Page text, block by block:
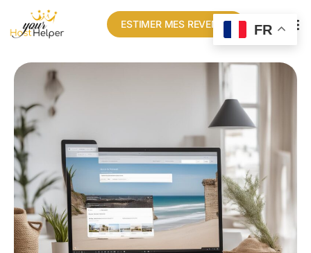
ESTIMER MES REVENUS FR